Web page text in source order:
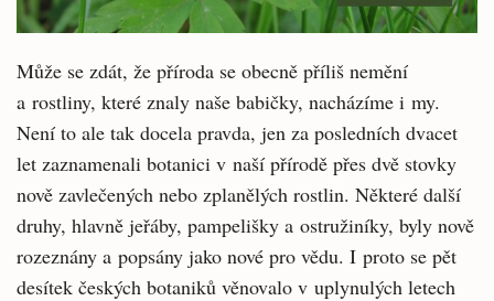
Může se zdát, že příroda se obecně příliš nemění
a rostliny, které znaly naše babičky, nacházíme i my.
Není to ale tak docela pravda, jen za posledních dvacet
let zaznamenali botanici v naší přírodě přes dvě stovky
nově zavlečených nebo zplanělých rostlin. Některé další
druhy, hlavně jeřáby, pampelišky a ostružiníky, byly nově
rozeznány a popsány jako nové pro vědu. I proto se pět
desítek českých botaniků věnovalo v uplynulých letech